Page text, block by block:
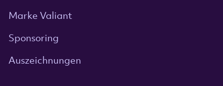
Marke Valiant
Sponsoring
Auszeichnungen